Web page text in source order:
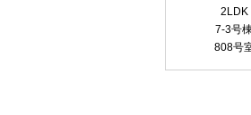
2LDK
7-3号
808号